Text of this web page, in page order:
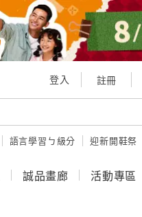
登入 註冊
語言學習ㄅ級分 迎新開鞋祭
誠品畫廊 活動專區